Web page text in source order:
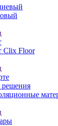
Clix Floor
решения